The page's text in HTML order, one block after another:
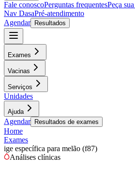
Fale conoscoPerguntas frequentesPeça
Nav DasaPré-atendimento
Agendar
Resultados
Exames
Vacinas
Serviços
Unidades
Ajuda
Agendar Resultados de exames
Home
Exames
ige específica para melão (f87)
Análises clínicas